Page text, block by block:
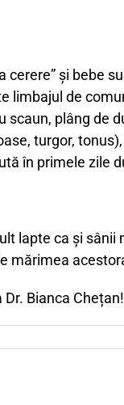
și bebe
de
plâng de
turgor,
în primele zile
lapte ca și
mărimea
Bianca Chețan!